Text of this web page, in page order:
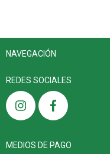
NAVEGACIÓN
REDES SOCIALES
MEDIOS DE PAGO